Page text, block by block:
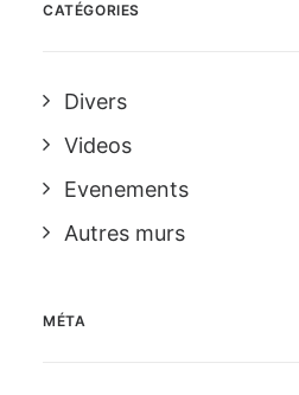
CATÉGORIES
Divers
Videos
Evenements
Autres murs
MÉTA